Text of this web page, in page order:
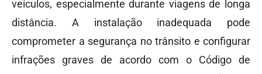
veículos, especialmente durante viagens de longa
distância. A instalação inadequada pode
comprometer a segurança no trânsito e configurar
infrações graves de acordo com o Código de